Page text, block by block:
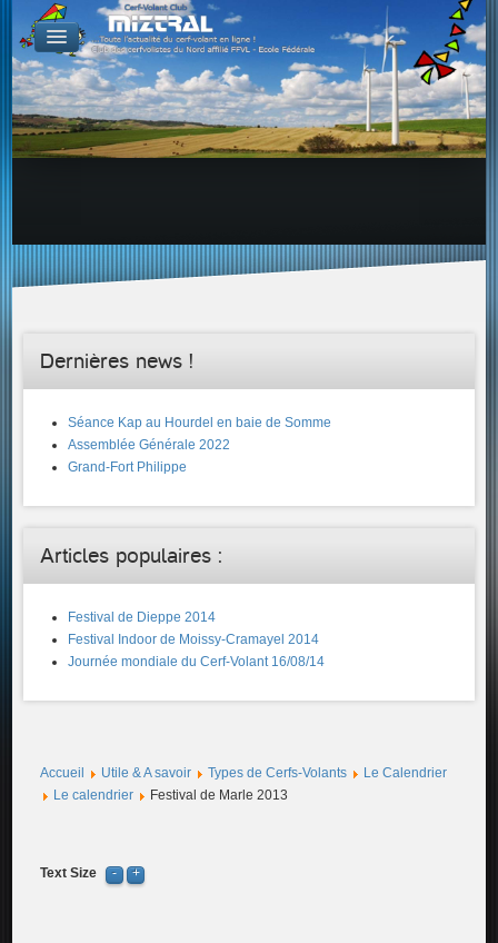
De par le monde
GALERIES
Galerie Photo
Galerie KAP
Galerie Vidéo
Proposer un lien sur votre site Web
Proposer un nouveau lien !
Dernières news !
Séance Kap au Hourdel en baie de Somme
Assemblée Générale 2022
Grand-Fort Philippe
Articles populaires :
Festival de Dieppe 2014
Festival Indoor de Moissy-Cramayel 2014
Journée mondiale du Cerf-Volant 16/08/14
Accueil Utile & A savoir Types de Cerfs-Volants
Le Calendrier
Le calendrier
Festival de Marle 2013
Text Size